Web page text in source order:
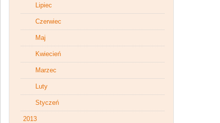
Lipiec
Czerwiec
Maj
Kwiecień
Marzec
Luty
Styczeń
2013